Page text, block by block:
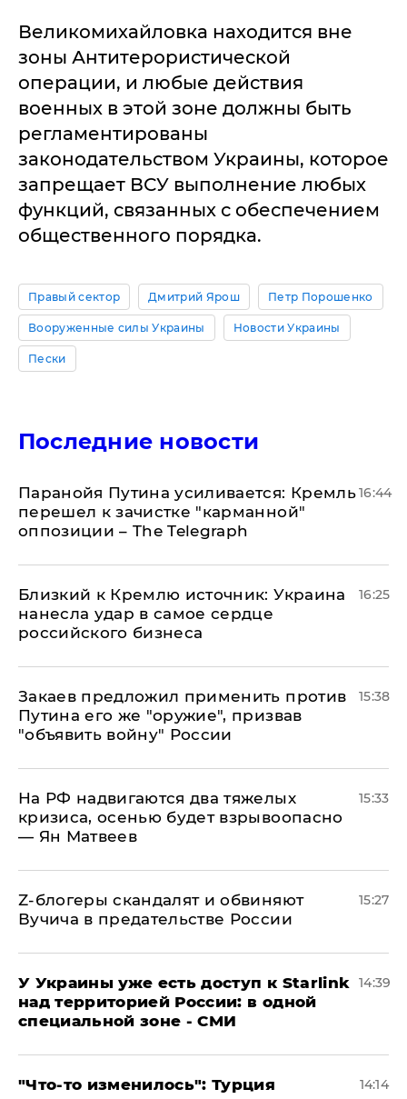
Великомихайловка находится вне
зоны Антитерористической
операции, и любые действия
военных в этой зоне должны быть
регламентированы
законодательством Украины, которое
запрещает ВСУ выполнение любых
функций, связанных с обеспечением
общественного порядка.
Правый сектор Дмитрий Ярош Петр Порошенко
Вооруженные силы Украины Новости Украины
Пески
Последние новости
Паранойя Путина усиливается: Кремль
перешел к зачистке "карманной"
оппозиции – The Telegraph
16:44
Близкий к Кремлю источник: Украина
нанесла удар в самое сердце
российского бизнеса
16:25
Закаев предложил применить против
Путина его же "оружие", призвав
"объявить войну" России
15:38
На РФ надвигаются два тяжелых
кризиса, осенью будет взрывоопасно
— Ян Матвеев
15:33
Z-блогеры скандалят и обвиняют
Вучича в предательстве России
15:27
У Украины уже есть доступ к Starlink
над территорией России: в одной
специальной зоне - СМИ
14:39
​"Что-то изменилось": Турция
14:14